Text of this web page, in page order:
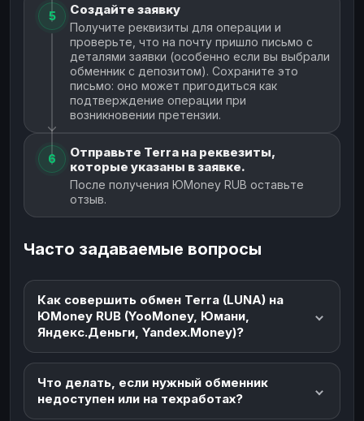
5 Создайте заявку
Получите реквизиты для операции и
проверьте, что на почту пришло письмо с
деталями заявки (особенно если вы выбрали
обменник с депозитом). Сохраните это
письмо: оно может пригодиться как
подтверждение операции при
возникновении претензии.
6
Отправьте Terra на реквезиты,
которые указаны в заявке.
После получения ЮMoney RUB оставьте
отзыв.
Часто задаваемые вопросы
Как совершить обмен Terra (LUNA) на
ЮMoney RUB (YooMoney, Юмани,
Яндекс.Деньги, Yandex.Money)?
Что делать, если нужный обменник
недоступен или на техработах?